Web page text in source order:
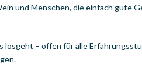
und Menschen, die einfach gute
– offen für alle